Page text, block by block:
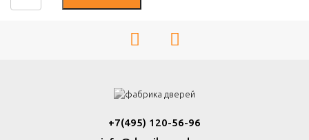
+7(495) 120-56-96